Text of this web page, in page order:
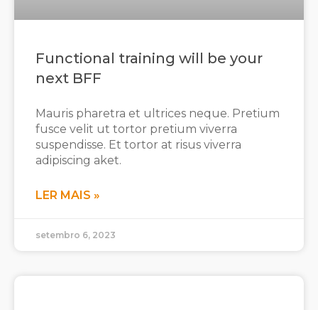
Functional training will be your
next BFF
Mauris pharetra et ultrices neque. Pretium
fusce velit ut tortor pretium viverra
suspendisse. Et tortor at risus viverra
adipiscing aket.
LER MAIS »
setembro 6, 2023